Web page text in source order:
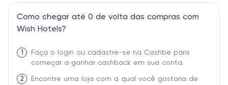
Como chegar até 0 de volta das compras com
Wish Hotels?
1
Faça o login ou cadastre-se na Cashbe para
começar a ganhar cashback em sua conta.
2
Encontre uma loja com a qual você gostaria de